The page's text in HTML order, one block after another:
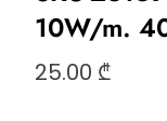
10W/m.
25.00 ₾